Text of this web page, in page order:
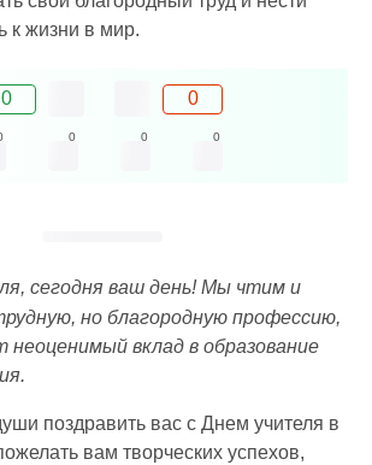
к жизни в мир.
0 0
0 0 0
сегодня ваш день! Мы чтим и
но благородную профессию,
неоценимый вклад в образование
поздравить вас с Днем учителя в
вам творческих успехов,